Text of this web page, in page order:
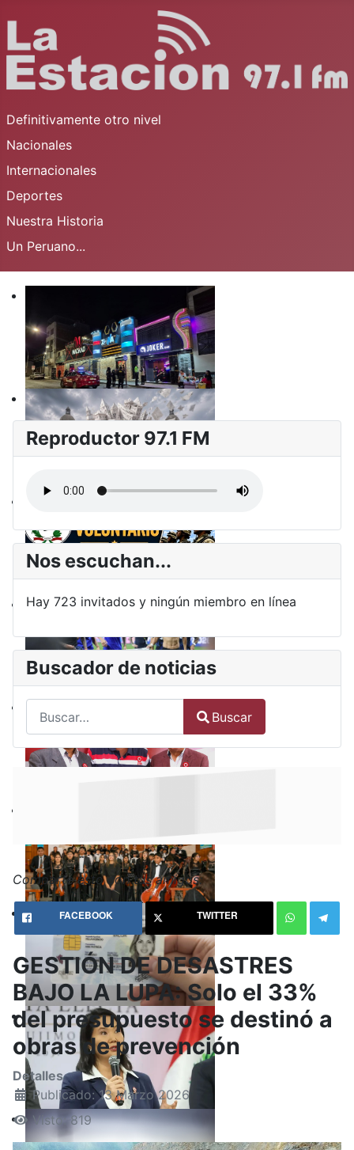
Definitivamente otro nivel
Nacionales
Internacionales
Deportes
Nuestra Historia
Un Peruano...
Reproductor 97.1 FM
Nos escuchan...
Hay 723 invitados y ningún miembro en línea
Buscador de noticias
Type 2 or more characters for results.
Buscar
Comparte esto con tus amigos:
FACEBOOK TWITTER
GESTIÓN DE DESASTRES
BAJO LA LUPA: Solo el 33%
del presupuesto se destinó a
obras de prevención
Detalles
Publicado: 13 Marzo 2026
Visto: 819